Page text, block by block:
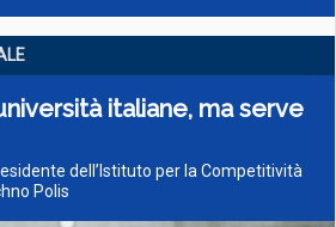
italiane, ma serve
dell’Istituto per la Competitività
Polis